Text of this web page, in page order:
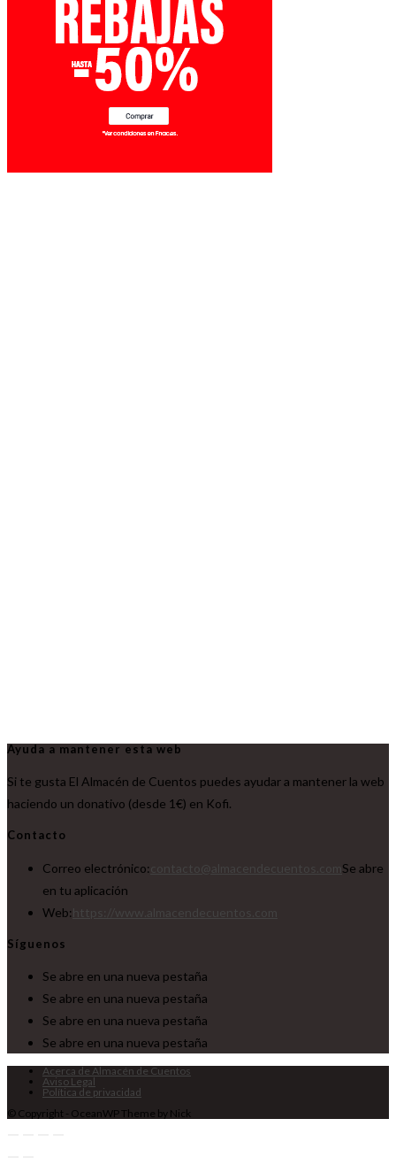
Ayuda a mantener esta web
Si te gusta El Almacén de Cuentos puedes ayudar a mantener la web
haciendo un donativo (desde 1€) en Kofi.
Contacto
Correo electrónico:
Se abre
en tu aplicación
Web:
Síguenos
Se abre en una nueva pestaña
Se abre en una nueva pestaña
Se abre en una nueva pestaña
Se abre en una nueva pestaña
Acerca de Almacén de Cuentos
Aviso Legal
Política de privacidad
© Copyright - OceanWP Theme by Nick